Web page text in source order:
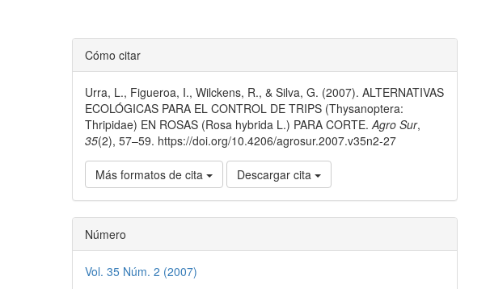
Detalles
del
artículo
Cómo citar
Urra, L., Figueroa, I., Wilckens, R., & Silva, G. (2007). ALTERNATIVAS
ECOLÓGICAS PARA EL CONTROL DE TRIPS (Thysanoptera:
Thripidae) EN ROSAS (Rosa hybrida L.) PARA CORTE.Agro Sur,
35(2), 57–59. https://doi.org/10.4206/agrosur.2007.v35n2-27
Más formatos de cita Descargar cita
Número
Vol. 35 Núm. 2 (2007)